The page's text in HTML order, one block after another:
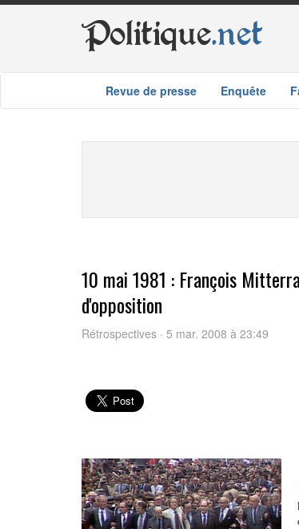
Politique.net
Revue de presse Enquête
10 mai 1981 : François
d'opposition
Rétrospectives · 5 mar. 2008 à 23:49